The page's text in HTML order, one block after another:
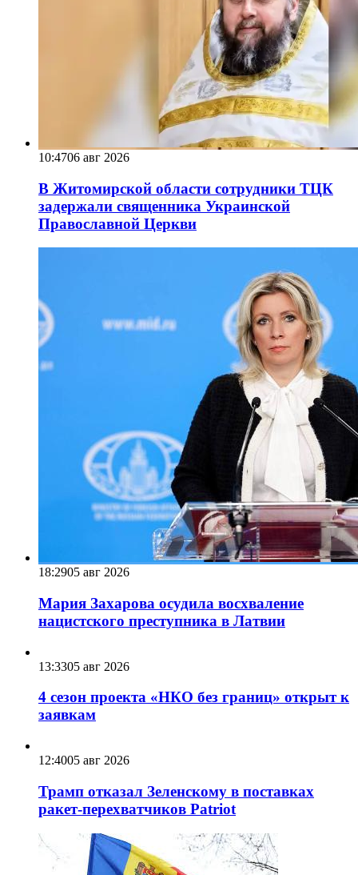
10:4706 авг 2026
В Житомирской области сотрудники ТЦК
задержали священника Украинской
Православной Церкви
18:2905 авг 2026
Мария Захарова осудила восхваление
нацистского преступника в Латвии
13:3305 авг 2026
4 сезон проекта «НКО без границ» открыт к
заявкам
12:4005 авг 2026
Трамп отказал Зеленскому в поставках
ракет-перехватчиков Patriot